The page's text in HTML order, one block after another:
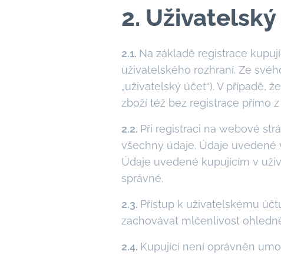
2.
2.1. Na základě registrace
uživatelského rozhraní. Ze
„uživatelský účet“). V případě,
zboží též bez registrace přímo
2.2. Při registraci na webové
všechny údaje. Údaje
Údaje uvedené kupujícím v
správné.
2.3. Přístup k uživatelskému
zachovávat mlčenlivost
2.4. Kupující není oprávněn